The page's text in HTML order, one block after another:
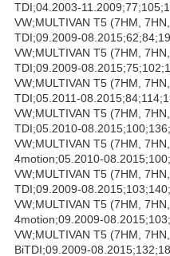
TDI;04.2003-
VW;MULTIVAN T5 (7HM,
TDI;09.2009-
VW;MULTIVAN T5 (7HM,
TDI;09.2009-
VW;MULTIVAN T5 (7HM,
TDI;05.2011-
VW;MULTIVAN T5 (7HM,
TDI;05.2010-
VW;MULTIVAN T5 (7HM,
4motion;05.2010-
VW;MULTIVAN T5 (7HM,
TDI;09.2009-
VW;MULTIVAN T5 (7HM,
4motion;09.2009-
VW;MULTIVAN T5 (7HM,
BiTDI;09.2009-